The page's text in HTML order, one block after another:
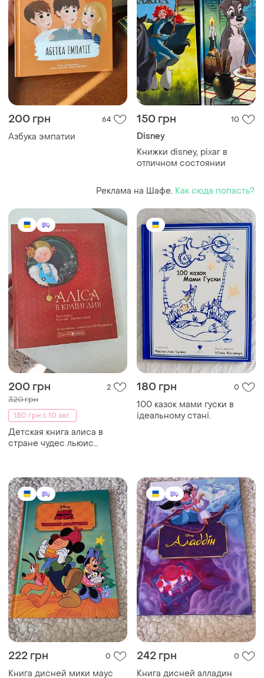
200 грн 64
Азбука эмпатии
150 грн 10
Disney
Книжки disney, pixar в
отличном состоянии
Реклама на Шафе. Как сюда попасть?
200 грн 2
320 грн
180 грн с 10 авг.
Детская книга алиса в
стране чудес льюис
книга 3d
180 грн 0
100 казок мами гуски в
ідеальному стані.
222 грн 0
Книга дисней мики маус
242 грн 0
Книга дисней алладин